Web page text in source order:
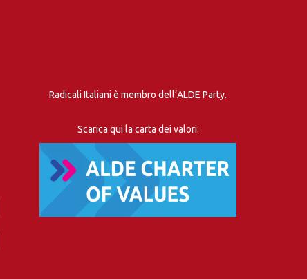
Radicali Italiani è membro dell’ALDE Party.
Scarica qui la carta dei valori: